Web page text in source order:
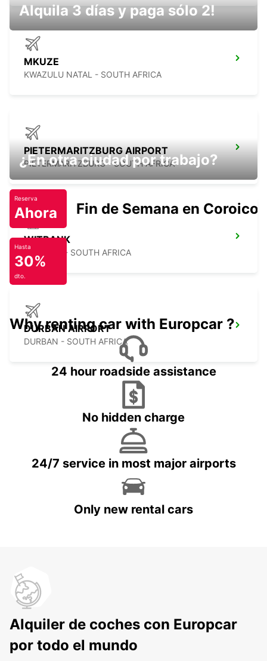
MKUZE
KWAZULU NATAL - SOUTH AFRICA
PIETERMARITZBURG AIRPORT
PIETERMARITZBURG - SOUTH AFRICA
WITBANK
WITBANK - SOUTH AFRICA
DURBAN AIRPORT
DURBAN - SOUTH AFRICA
Alquila 3 días y paga sólo 2!
¿En otra ciudad por trabajo?
Reserva
Ahora Fin de Semana en Coroico.
Hasta
30%
dto.
Why renting car with Europcar ?
24 hour roadside assistance
No hidden charge
24/7 service in most major airports
Only new rental cars
Alquiler de coches con Europcar
por todo el mundo